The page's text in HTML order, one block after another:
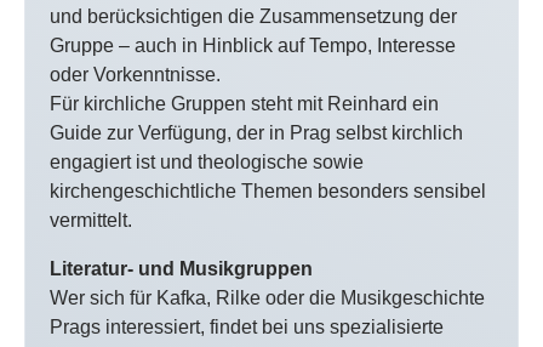
und berücksichtigen die Zusammensetzung der
Gruppe – auch in Hinblick auf Tempo, Interesse
oder Vorkenntnisse.
Für kirchliche Gruppen steht mit Reinhard ein
Guide zur Verfügung, der in Prag selbst kirchlich
engagiert ist und theologische sowie
kirchengeschichtliche Themen besonders sensibel
vermittelt.
Literatur- und Musikgruppen
Wer sich für Kafka, Rilke oder die Musikgeschichte
Prags interessiert, findet bei uns spezialisierte